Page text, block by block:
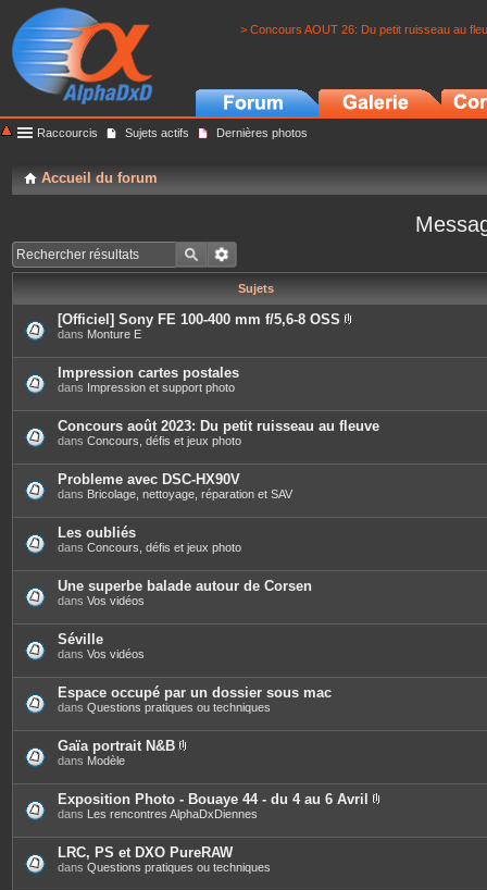
> Concours AOUT 26: Du petit ruisseau au
Raccourcis Sujets actifs Dernières photos
Accueil du forum
Sujets
[Officiel] Sony FE 100-400 mm f/5,6-8 OSS
è
j
o
i
t
dans Monture E
Impression cartes postales
dans Impression et support photo
Concours août 2023: Du petit ruisseau au fleuve
dans Concours, défis et jeux photo
Probleme avec DSC-HX90V
dans Bricolage, nettoyage, réparation et SAV
Les oubliés
dans Concours, défis et jeux photo
Une superbe balade autour de Corsen
dans Vos vidéos
Séville
dans Vos vidéos
Espace occupé par un dossier sous mac
dans Questions pratiques ou techniques
Gaïa portrait N&B
è
c
e
s
j
o
i
n
dans Modèle
Exposition Photo - Bouaye 44 - du 4 au 6 Avril
è
dans Les rencontres AlphaDxDiennes
LRC, PS et DXO PureRAW
dans Questions pratiques ou techniques